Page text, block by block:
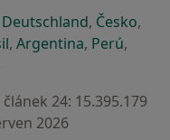
záložce
v nové záložce
otevře v nové záložce
Deutschlandse otevře v
, Českose
,
záložce
v nové záložce
se otevře v nové
, Argentinase otevře v
, Perúse
,
článek 24: 15.395.179
2026